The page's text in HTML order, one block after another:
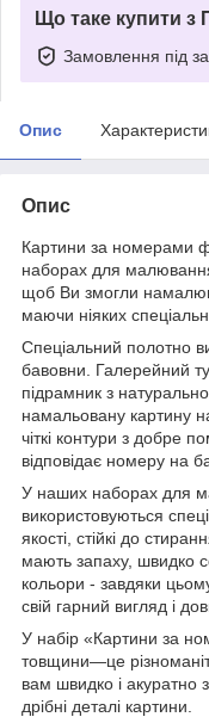
Що таке купити з
Замовлення під
Опис
Опис
Картини за номерами
наборах для
щоб Ви змогли
маючи ніяких
Спеціальний полотно
бавовни. Галерейний
підрамник з
намальовану картину
чіткі контури з добре
відповідає номеру на
У наших наборах для
використовуються
якості, стійкі до
мають запаху, швидко
кольори - завдяки
свій гарний вигляд і
У набір «Картини за
товщини—це
вам швидко і акуратно
дрібні деталі картини.